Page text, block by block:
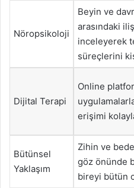
Nöropsikoloji
Beyin ve
arasındaki
inceleyerek
süreçlerini
Dijital Terapi
Online
erişimi
Bütünsel
Yaklaşım
Zihin ve
göz önünde
bireyi bütün